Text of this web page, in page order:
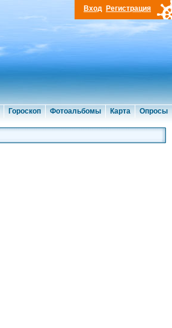
Гороскоп Фотоальбомы Карта Опросы
Вход Регистрация